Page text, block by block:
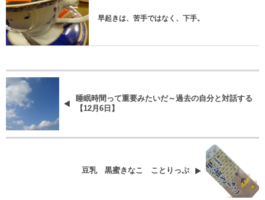
早起きは、苦手ではなく、下手。
睡眠時間って重要みたいだ～過去の自分と対話する
【12月6日】
豆乳 黒蜜きなこ ことりっぷ